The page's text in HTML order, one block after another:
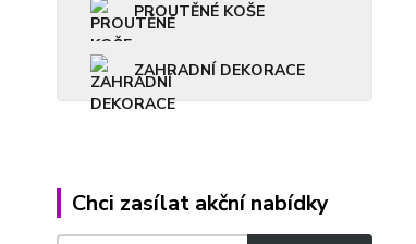
PROUTĚNÉ KOŠE
ZAHRADNÍ DEKORACE
Chci zasílat akční nabídky